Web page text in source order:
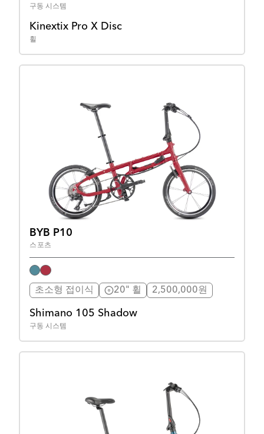
구동 시스템
Kinextix Pro X Disc
휠
BYB P10
스포츠
초소형 접이식 20" 휠 2,500,000원
Shimano 105 Shadow
구동 시스템